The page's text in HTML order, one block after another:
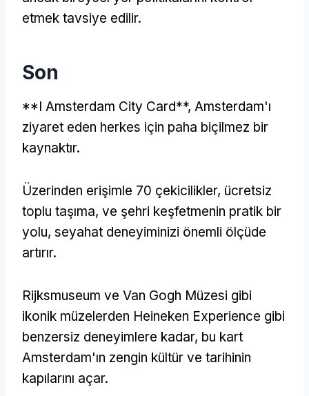
etmek tavsiye edilir.
Son
**I Amsterdam City Card**, Amsterdam'ı
ziyaret eden herkes için paha biçilmez bir
kaynaktır.
Üzerinden erişimle 70 çekicilikler, ücretsiz
toplu taşıma, ve şehri keşfetmenin pratik bir
yolu, seyahat deneyiminizi önemli ölçüde
artırır.
Rijksmuseum ve Van Gogh Müzesi gibi
ikonik müzelerden Heineken Experience gibi
benzersiz deneyimlere kadar, bu kart
Amsterdam'ın zengin kültür ve tarihinin
kapılarını açar.